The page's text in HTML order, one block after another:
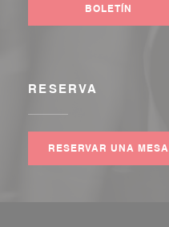
BOLETÍN
RESERVA
RESERVAR UNA MESA